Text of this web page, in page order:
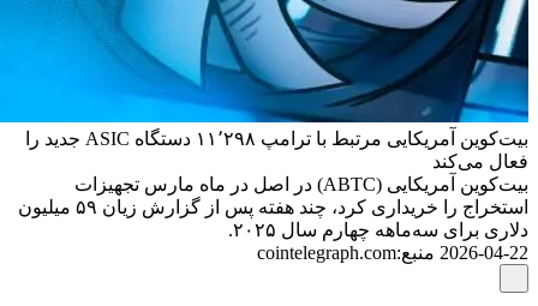
بیت‌کوین آمریکایی مرتبط با ترامپ ۱۱٬۲۹۸ دستگاه ASIC جدید را
فعال می‌کند
بیت‌کوین آمریکایی (ABTC) در اصل در ماه مارس تجهیزات
استخراج را خریداری کرد، چند هفته پس از گزارش زیان ۵۹ میلیون
دلاری برای سه‌ماهه چهارم سال ۲۰۲۵.
2026-04-22 منبع:
cointelegraph.com